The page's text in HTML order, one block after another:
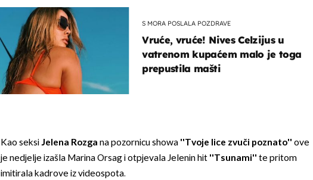
S MORA POSLALA POZDRAVE
Vruće, vruće! Nives Celzijus u
vatrenom kupaćem malo je toga
prepustila mašti
Kao seksiJelena Rozga na pozornicu showa ''Tvoje lice zvuči poznato'' ove
je nedjelje izašla Marina Orsag i otpjevala Jelenin hit ''Tsunami'' te pritom
imitirala kadrove iz videospota.